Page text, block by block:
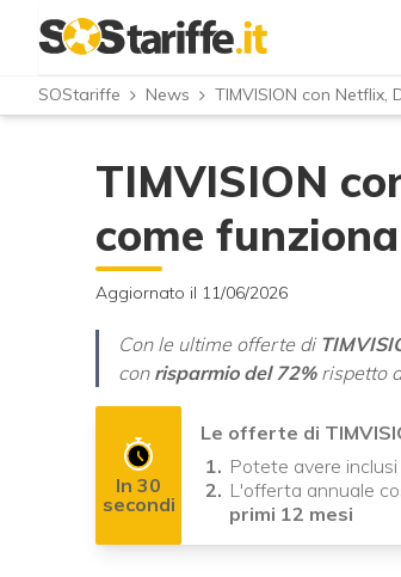
SOStariffe News TIMVISION con
TIMVISION
come
Aggiornato il 11/06/2026
Con le ultime offerte di
con risparmio del 72%rispetto
In 30
secondi
Le offerte di
Potete avere inclusi
L'offerta annuale
primi 12 mesi